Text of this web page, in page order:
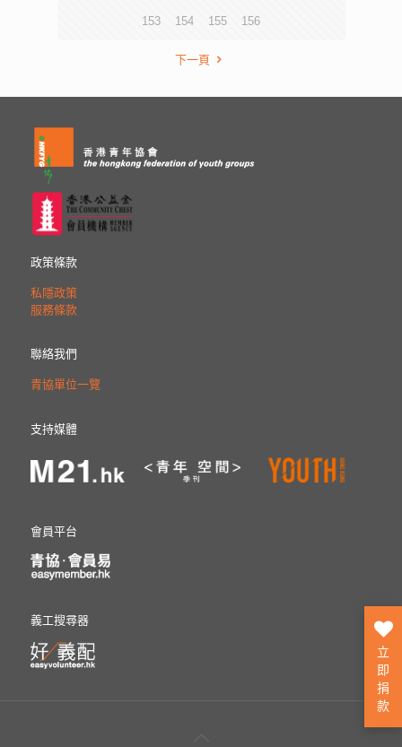
153 154 155 156
下一頁
政策條款
私隱政策
服務條款
聯絡我們
青協單位一覽
支持媒體
會員平台
義工搜尋器
立
即
捐
款